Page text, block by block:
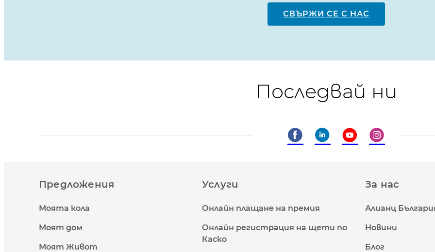
СВЪРЖИ СЕ С НАС
Последвай ни
Предложения
Моята кола
Моят дом
Моят Живот
Услуги
Онлайн плащане на премия
Онлайн регистрация на щети по
Каско
За нас
Алианц
Новини
Блог